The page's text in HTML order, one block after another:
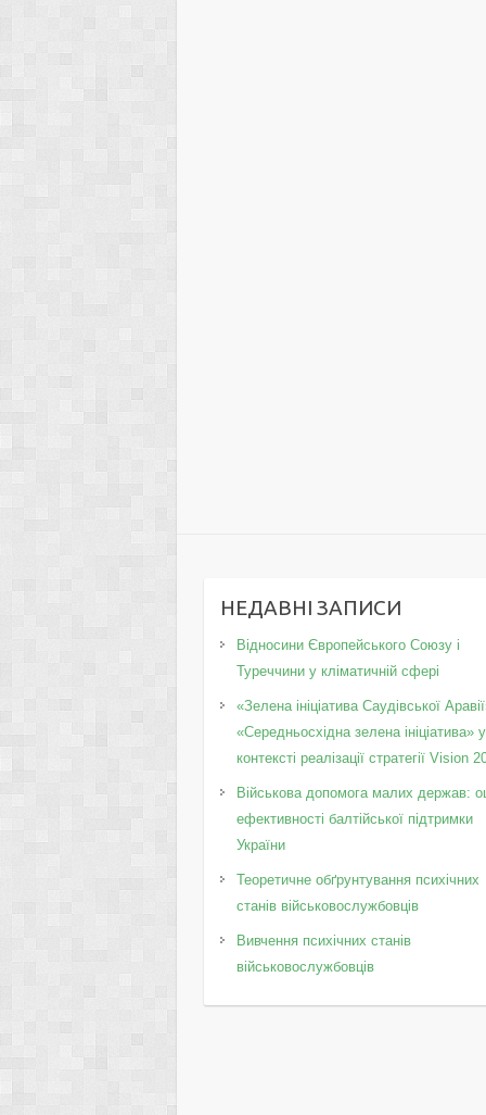
НЕДАВНІ ЗАПИСИ
Відносини Європейського Союзу і
Туреччини у кліматичній сфері
«Зелена ініціатива Саудівської
«Середньосхідна зелена ініціатива» у
контексті реалізації стратегії Vision
Військова допомога малих держав:
ефективності балтійської підтримки
України
Теоретичне обґрунтування психічних
станів військовослужбовців
Вивчення психічних станів
військовослужбовців